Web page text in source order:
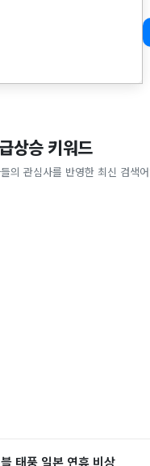
상승 키워드
의 관심사를 반영한 최신 검색
태풍 일본 연휴 비상